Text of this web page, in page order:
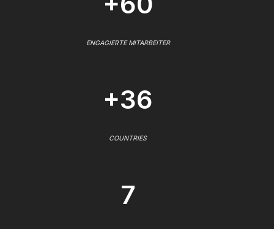
ENGAGIERTE MITARBEITER
+36
COUNTRIES
7